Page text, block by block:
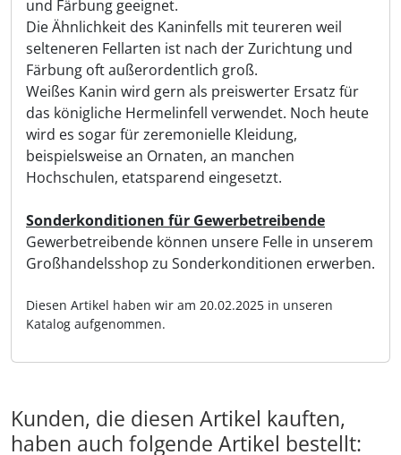
und Färbung geeignet.
Die Ähnlichkeit des Kaninfells mit teureren weil
selteneren Fellarten ist nach der Zurichtung und
Färbung oft außerordentlich groß.
Weißes Kanin wird gern als preiswerter Ersatz für
das königliche Hermelinfell verwendet. Noch heute
wird es sogar für zeremonielle Kleidung,
beispielsweise an Ornaten, an manchen
Hochschulen, etatsparend eingesetzt.
Sonderkonditionen für Gewerbetreibende
Gewerbetreibende können unsere Felle in unserem
Großhandelsshop zu Sonderkonditionen erwerben.
Diesen Artikel haben wir am 20.02.2025 in unseren
Katalog aufgenommen.
Kunden, die diesen Artikel kauften,
haben auch folgende Artikel bestellt: